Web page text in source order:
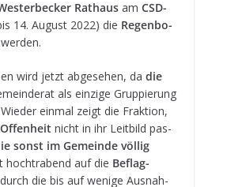
d
s
a
Rat­haus am CSD-
14. August 2022) die Regen­bo­
wird jetzt abge­se­hen, da die
als ein­zige Grup­pie­rung
ein­mal zeigt die Frak­tion,
Offen­heit nicht in ihr Leit­bild pas­
sonst im Gemeinde völ­lig
hoch­tra­bend auf die Beflag­
die bis auf wenige Aus­nah­